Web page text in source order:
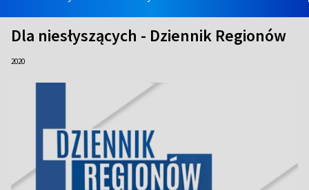
Dla niesłyszących - Dziennik Regionów
2020